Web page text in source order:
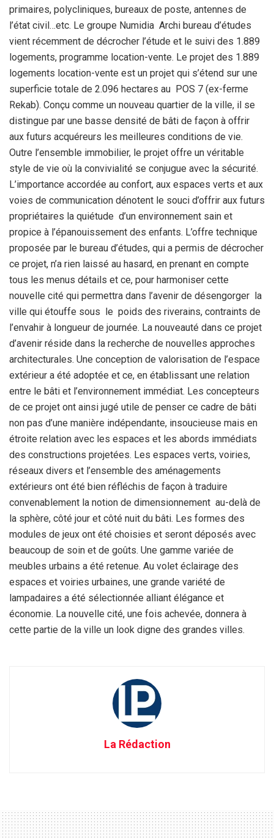
primaires, polycliniques, bureaux de poste, antennes de
l’état civil…etc. Le groupe Numidia Archi bureau d’études
vient récemment de décrocher l’étude et le suivi des 1.889
logements, programme location-vente. Le projet des 1.889
logements location-vente est un projet qui s’étend sur une
superficie totale de 2.096 hectares au POS 7 (ex-ferme
Rekab). Conçu comme un nouveau quartier de la ville, il se
distingue par une basse densité de bâti de façon à offrir
aux futurs acquéreurs les meilleures conditions de vie.
Outre l’ensemble immobilier, le projet offre un véritable
style de vie où la convivialité se conjugue avec la sécurité.
L’importance accordée au confort, aux espaces verts et aux
voies de communication dénotent le souci d’offrir aux futurs
propriétaires la quiétude d’un environnement sain et
propice à l’épanouissement des enfants. L’offre technique
proposée par le bureau d’études, qui a permis de décrocher
ce projet, n’a rien laissé au hasard, en prenant en compte
tous les menus détails et ce, pour harmoniser cette
nouvelle cité qui permettra dans l’avenir de désengorger la
ville qui étouffe sous le poids des riverains, contraints de
l’envahir à longueur de journée. La nouveauté dans ce projet
d’avenir réside dans la recherche de nouvelles approches
architecturales. Une conception de valorisation de l’espace
extérieur a été adoptée et ce, en établissant une relation
entre le bâti et l’environnement immédiat. Les concepteurs
de ce projet ont ainsi jugé utile de penser ce cadre de bâti
non pas d’une manière indépendante, insoucieuse mais en
étroite relation avec les espaces et les abords immédiats
des constructions projetées. Les espaces verts, voiries,
réseaux divers et l’ensemble des aménagements
extérieurs ont été bien réfléchis de façon à traduire
convenablement la notion de dimensionnement au-delà de
la sphère, côté jour et côté nuit du bâti. Les formes des
modules de jeux ont été choisies et seront déposés avec
beaucoup de soin et de goûts. Une gamme variée de
meubles urbains a été retenue. Au volet éclairage des
espaces et voiries urbaines, une grande variété de
lampadaires a été sélectionnée alliant élégance et
économie. La nouvelle cité, une fois achevée, donnera à
cette partie de la ville un look digne des grandes villes.
La Rédaction